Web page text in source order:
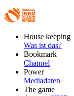
FooterHouse keeping
Was ist das?
Bookmark
Channel
Power
Mediadaten
The game